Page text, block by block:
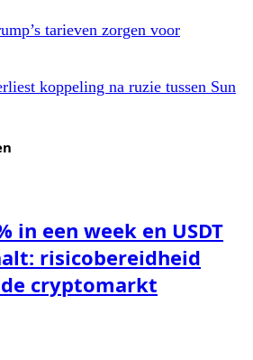
tarieven zorgen voor
koppeling na ruzie tussen Sun
in een week en USDT
risicobereidheid
cryptomarkt